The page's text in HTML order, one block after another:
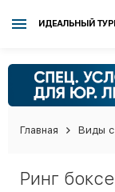
ИДЕАЛЬНЫЙ
Главная Виды
Ринг